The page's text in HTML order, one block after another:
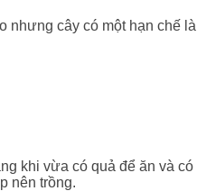
nhưng cây có một hạn chế
khi vừa có quả để ăn và
nên trồng.